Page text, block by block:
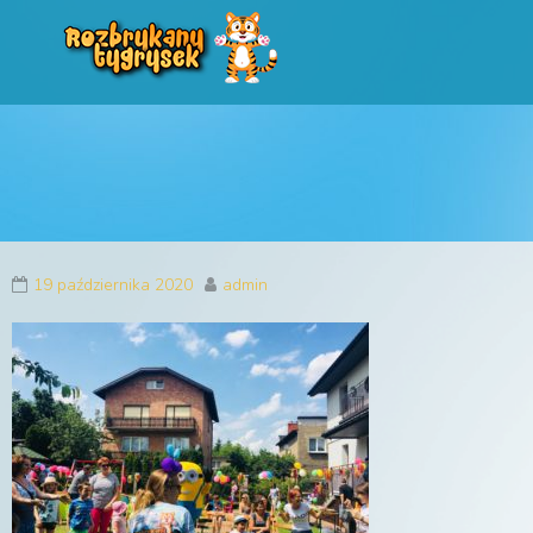
Rozbrykany
Profesjonalne animacje urodzinowe dla dzieci
19 października 2020 admin